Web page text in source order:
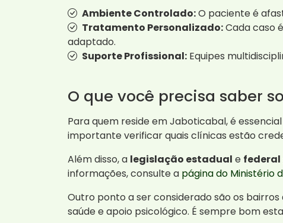
Ambiente Controlado:O paciente é
Tratamento Personalizado:Cada caso
adaptado.
Suporte Profissional: Equipes
O que você precisa saber
Para quem reside em Jaboticabal, é
importante verificar quais clínicas estão
Além disso, a legislação estadual e federal
informações, consulte a página do Ministério
Outro ponto a ser considerado são os
saúde e apoio psicológico. É sempre bom